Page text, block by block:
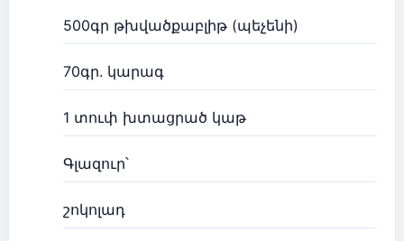
500գր թխվածքաբլիթ (պեչենի)
70գր. կարագ
1 տուփ խտացրած կաթ
Գլազուր՝
շոկոլադ